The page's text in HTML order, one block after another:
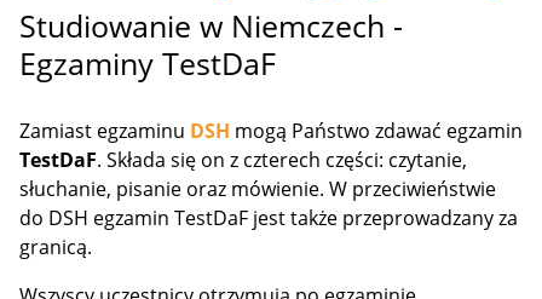
Studiowanie w Niemczech -
Egzaminy TestDaF
Zamiast egzaminu DSH mogą Państwo zdawać egzamin
TestDaF. Składa się on z czterech części: czytanie,
słuchanie, pisanie oraz mówienie. W przeciwieństwie
do DSH egzamin TestDaF jest także przeprowadzany za
granicą.